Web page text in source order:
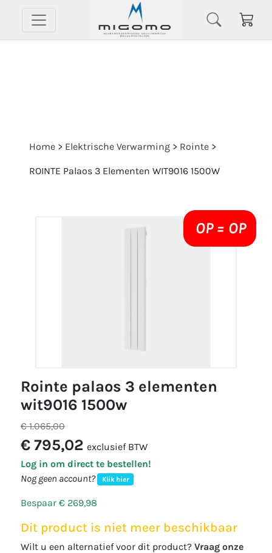
Home > Elektrische Verwarming > Rointe >
ROINTE Palaos 3 Elementen WIT9016 1500W
OP = OP
rointe palaos 3 elementen
wit9016 1500w
€ 1.065,00
€ 795,02 exclusief BTW
Log in om direct te bestellen!
Nog geen account?
Klik hier
Bespaar € 269,98
Dit product is niet meer beschikbaar
Wilt u een alternatief voor dit product? Vraag onze